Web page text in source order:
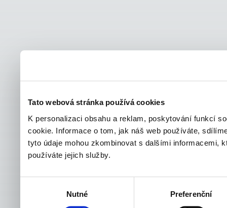
Tato webová stránka používá cookies
K personalizaci obsahu a reklam, poskytování funkcí
cookie. Informace o tom, jak náš web používáte,
tyto údaje mohou zkombinovat s dalšími informacemi,
používáte jejich služby.
Nutné Preferenční